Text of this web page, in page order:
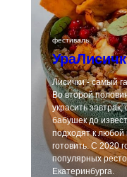
фестиваль
Лисички - самый
Во второй
украсить
бабушек до
подходят к любой
готовить. С 2020
популярных
Екатеринбурга.